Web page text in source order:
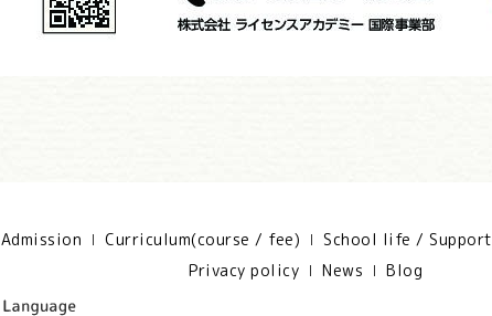
Admission Curriculum(course / fee) School life / Support
Privacy policy
News Blog